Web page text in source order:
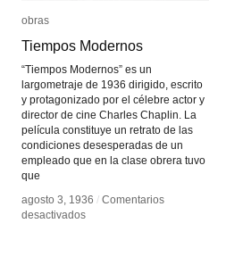
obras
Tiempos Modernos
“Tiempos Modernos” es un
largometraje de 1936 dirigido, escrito
y protagonizado por el célebre actor y
director de cine Charles Chaplin. La
película constituye un retrato de las
condiciones desesperadas de un
empleado que en la clase obrera tuvo
que
agosto 3, 1936 / Comentarios
desactivadosen
obras
Tiempos Modernos
agosto 3, 1936 / Comentarios
desactivadosen